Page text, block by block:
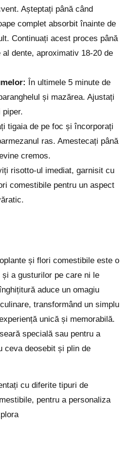
Așteptați până când
complet absorbit înainte de
Continuați acest proces până
dente, aproximativ 18-20 de
În ultimele 5 minute de
și mazărea. Ajustați
piper.
tigaia de pe foc și încorporați
ras. Amestecați până
cremos.
risotto-ul imediat, garnisit cu
comestibile pentru un aspect
și flori comestibile este o
a gusturilor pe care ni le
aduce un omagiu
transformând un simplu
unică și memorabilă.
specială sau pentru a
ceva deosebit și plin de
cu diferite tipuri de
pentru a personaliza